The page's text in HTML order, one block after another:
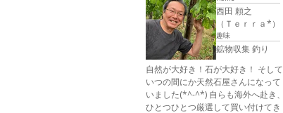
西田 頼之
（Ｔｅｒｒａ*）
趣味
鉱物収集 釣り
自然が大好き！石が大好き！ そして
いつの間にか天然石屋さんになって
いました(*^-^*) 自らも海外へ赴き、
ひとつひとつ厳選して買い付けてき